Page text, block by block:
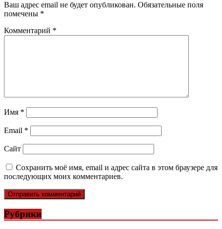
Ваш адрес email не будет опубликован. Обязательные поля
помечены *
Комментарий *
Имя *
Email *
Сайт
Сохранить моё имя, email и адрес сайта в этом браузере для
последующих моих комментариев.
Рубрики